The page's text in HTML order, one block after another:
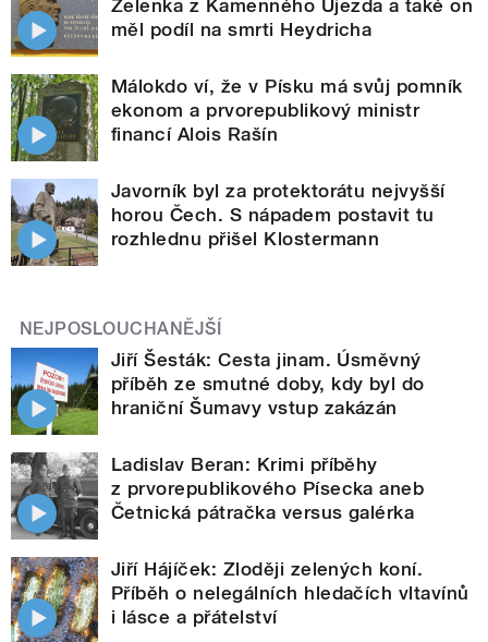
Zelenka z Kamenného Újezda a také on
měl podíl na smrti Heydricha
Málokdo ví, že v Písku má svůj pomník
ekonom a prvorepublikový ministr
financí Alois Rašín
Javorník byl za protektorátu nejvyšší
horou Čech. S nápadem postavit tu
rozhlednu přišel Klostermann
NEJPOSLOUCHANĚJŠÍ
Jiří Šesták: Cesta jinam. Úsměvný
příběh ze smutné doby, kdy byl do
hraniční Šumavy vstup zakázán
Ladislav Beran: Krimi příběhy
z prvorepublikového Písecka aneb
Četnická pátračka versus galérka
Jiří Hájíček: Zloději zelených koní.
Příběh o nelegálních hledačích vltavínů
i lásce a přátelství